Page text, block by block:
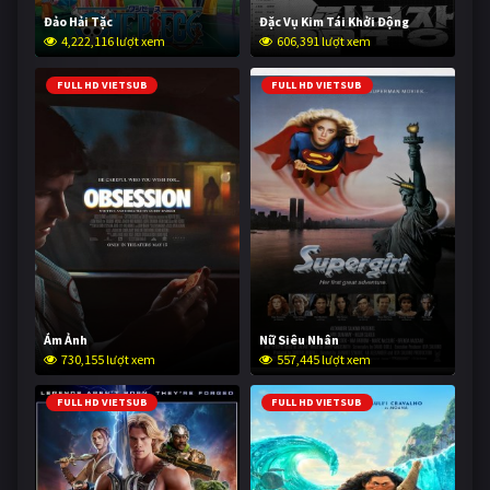
Đảo Hải Tặc
4,222,116 lượt xem
Đặc Vụ Kim Tái Khởi Động
606,391 lượt xem
FULL HD VIETSUB
Ám Ảnh
730,155 lượt xem
FULL HD VIETSUB
Nữ Siêu Nhân
557,445 lượt xem
FULL HD VIETSUB FULL HD VIETSUB